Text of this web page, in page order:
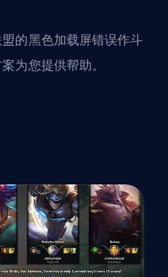
的黑色加载屏错误作斗
为您提供帮助。